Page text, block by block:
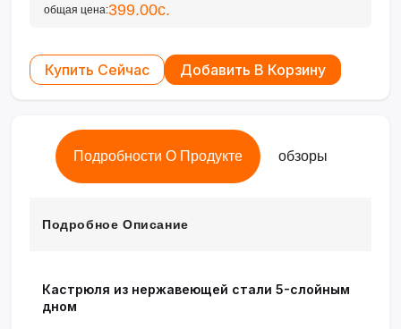
общая цена:399.00с.
Купить Сейчас Добавить В Корзину
Подробности О Продукте обзоры
Подробное Описание
Кастрюля из нержавеющей стали 5-слойным
дном